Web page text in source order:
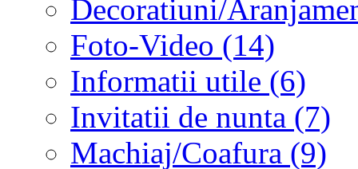
Decoratiuni/
Foto-Video (14)
Informatii utile (6)
Invitatii de nunta (7)
Machiaj/Coafura (9)